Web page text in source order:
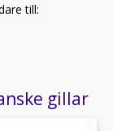
till:
gillar